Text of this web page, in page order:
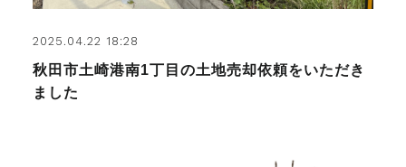
2025.04.22 18:28
秋田市土崎港南1丁目の土地売却依頼をいただき
ました